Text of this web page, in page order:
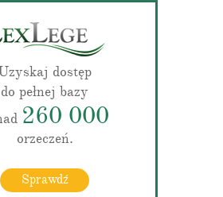
dostęp
do pełnej bazy
260 000
orzeczeń.
Sprawdź